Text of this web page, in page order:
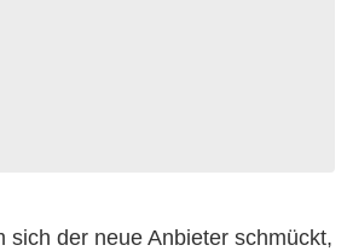
sich der neue Anbieter schmückt,